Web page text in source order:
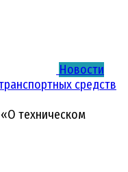
Новости
средств
техническом